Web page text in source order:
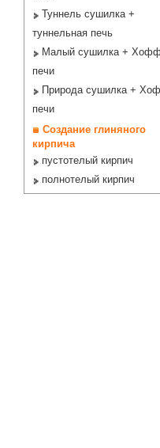
Туннель сушилка +
туннельная печь
Малый сушилка +
печи
Природа сушилка +
печи
Создание глиняного
кирпича
пустотелый кирпич
полнотелый кирпич